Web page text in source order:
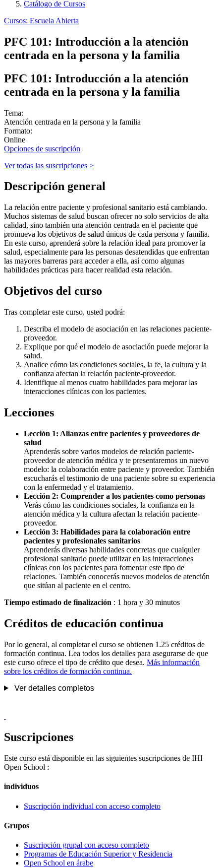
Catálogo de Cursos
Cursos: Escuela Abierta
PFC 101: Introducción a la atención
centrada en la persona y la familia
PFC 101: Introducción a la atención
centrada en la persona y la familia
Tema:
Atención centrada en la persona y la familia
Formato:
Online
Opciones de suscripción
Ver todas las suscripciones >
Descripción general
La relación entre paciente y profesional sanitario está cambiando.
Muchos sistemas de salud buscan ofrecer no solo servicios de alta
calidad, sino también una atención centrada en el paciente que
promueva los objetivos de salud únicos de cada persona y familia.
En este curso, aprenderá sobre la relación ideal para promover la
salud, especialmente para las personas desatendidas que enfrentan
las mayores barreras para acceder a ella, así como algunas
habilidades prácticas para hacer realidad esta relación.
Objetivos del curso
Tras completar este curso, usted podrá:
Describa el modelo de asociación en las relaciones paciente-
proveedor.
Explique por qué el modelo de asociación puede mejorar la
salud.
Analice cómo las condiciones sociales, la fe, la cultura y la
confianza afectan la relación paciente-proveedor.
Identifique al menos cuatro habilidades para mejorar las
interacciones clínicas con los pacientes.
Lecciones
Lección 1: Alianzas entre pacientes y proveedores de
salud
Aprenderás sobre varios modelos de relación paciente-
proveedor de atención médica y te presentaremos un nuevo
modelo: la colaboración entre paciente y proveedor. También
escucharás el testimonio de una paciente sobre su experiencia
con la enfermedad y el tratamiento.
Lección 2: Comprender a los pacientes como personas
Verás cómo las condiciones sociales, la confianza en la
atención médica y la cultura afectan la relación paciente-
proveedor.
Lección 3: Habilidades para la colaboración entre
pacientes y profesionales sanitarios
Aprenderás diversas habilidades concretas que cualquier
profesional sanitario puede utilizar en las interacciones
clínicas con los pacientes para fomentar este tipo de
relaciones. También conocerás nuevos modelos de atención
que sitúan al paciente en el centro.
Tiempo estimado de finalización : 1 hora y 30 minutos
Créditos de educación continua
Por lo general, al completar el curso se obtienen 1.25 créditos de
formación continua. Lea todos los detalles para asegurarse de que
este curso ofrece el tipo de crédito que desea. Más información
sobre los créditos de formación continua.
Ver detalles completos
Suscripciones
Este curso está disponible en las siguientes suscripciones de IHI
Open School :
individuos
Suscripción individual con acceso completo
Grupos
Suscripción grupal con acceso completo
Programas de Educación Superior y Residencia
Open School en árabe